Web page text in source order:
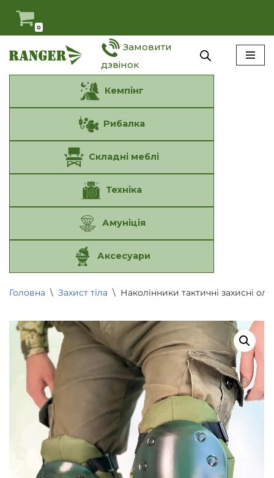
Перейти
до
вмісту
0
Замовити
дзвінок
Кемпінг
Рибалка
Складні меблі
Техніка
Амуніція
Аксесуари
Головна \ Захист тіла \ Наколінники тактичні захисні